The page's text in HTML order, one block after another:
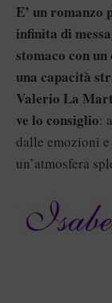
E’ un romanzo
infinita di
stomaco con
una capacità
Valerio La
ve lo consiglio:
dalle emozioni
un’atmosfera